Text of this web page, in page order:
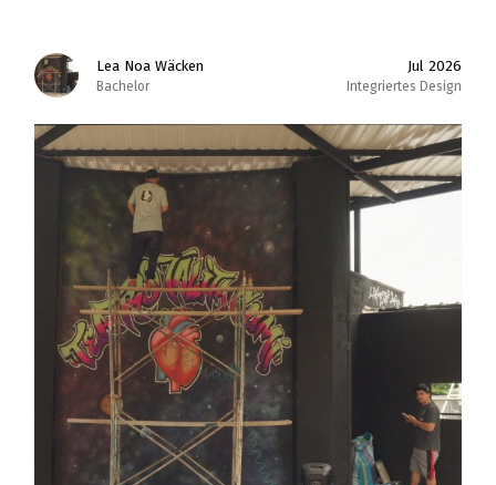
Lea Noa Wäcken
Bachelor
Jul 2026
Integriertes Design